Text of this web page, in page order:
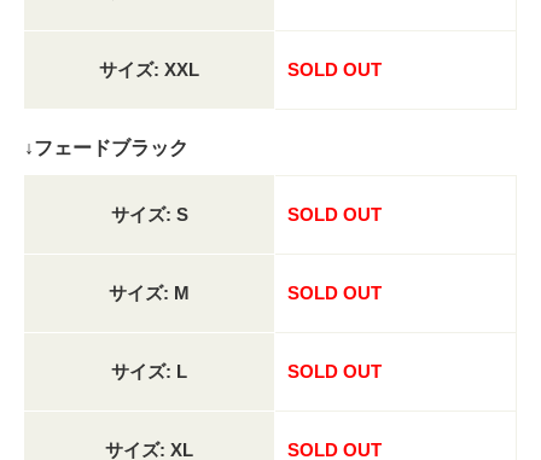
サイズ: XXL SOLD OUT
↓フェードブラック
サイズ: S SOLD OUT
サイズ: M SOLD OUT
サイズ: L SOLD OUT
サイズ: XL SOLD OUT